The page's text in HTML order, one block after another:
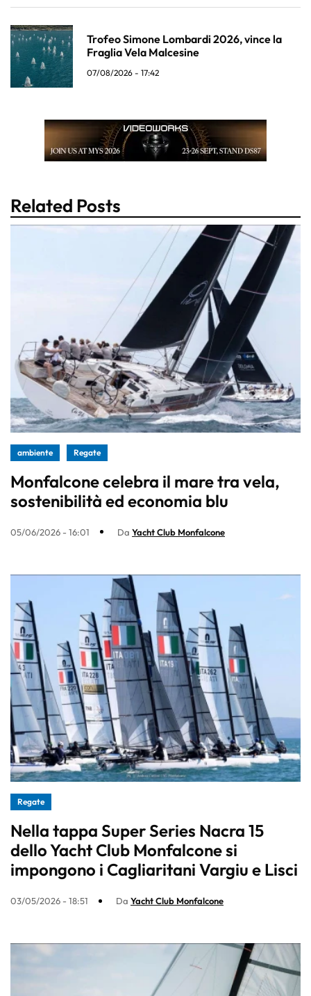
Trofeo Simone Lombardi 2026, vince la
Fraglia Vela Malcesine
07/08/2026 - 17:42
Related Posts
ambiente Regate
Monfalcone celebra il mare tra vela,
sostenibilità ed economia blu
05/06/2026 - 16:01 Da Yacht Club Monfalcone
Regate
Nella tappa Super Series Nacra 15
dello Yacht Club Monfalcone si
impongono i Cagliaritani Vargiu e Lisci
03/05/2026 - 18:51 Da Yacht Club Monfalcone